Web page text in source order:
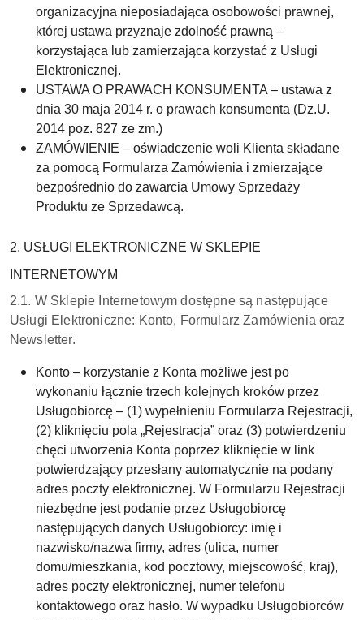
organizacyjna nieposiadająca osobowości prawnej,
której ustawa przyznaje zdolność prawną –
korzystająca lub zamierzająca korzystać z Usługi
Elektronicznej.
USTAWA O PRAWACH KONSUMENTA – ustawa z
dnia 30 maja 2014 r. o prawach konsumenta (Dz.U.
2014 poz. 827 ze zm.)
ZAMÓWIENIE – oświadczenie woli Klienta składane
za pomocą Formularza Zamówienia i zmierzające
bezpośrednio do zawarcia Umowy Sprzedaży
Produktu ze Sprzedawcą.
2. USŁUGI ELEKTRONICZNE W SKLEPIE
INTERNETOWYM
2.1. W Sklepie Internetowym dostępne są następujące
Usługi Elektroniczne: Konto, Formularz Zamówienia oraz
Newsletter.
Konto – korzystanie z Konta możliwe jest po
wykonaniu łącznie trzech kolejnych kroków przez
Usługobiorcę – (1) wypełnieniu Formularza Rejestracji,
(2) kliknięciu pola „Rejestracja” oraz (3) potwierdzeniu
chęci utworzenia Konta poprzez kliknięcie w link
potwierdzający przesłany automatycznie na podany
adres poczty elektronicznej. W Formularzu Rejestracji
niezbędne jest podanie przez Usługobiorcę
następujących danych Usługobiorcy: imię i
nazwisko/nazwa firmy, adres (ulica, numer
domu/mieszkania, kod pocztowy, miejscowość, kraj),
adres poczty elektronicznej, numer telefonu
kontaktowego oraz hasło. W wypadku Usługobiorców